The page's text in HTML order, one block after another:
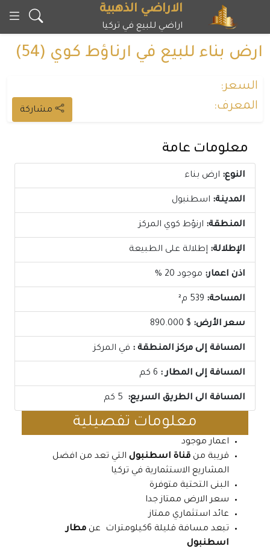
المحتوى
الاراضي الذهبية
اراضي للبيع في تركيا
ارض بناء للبيع في ارناؤط كوي (54)
السعر:
المعرف:
معلومات عامة
النوع: ارض بناء
المدينة: اسطنبول
المنطقة: ارنؤط كوي المركز
الإطلالة: إطلالة على الطبيعة
اذن اعمار: موجود 20 %
المساحة: 539 م²
سعر الأرض: $ 890.000
المسافة إلى مركز المنطقة : في المركز
المسافة إلى المطار : 6 كم
المسافة الى الطريق السريع: 5 كم
معلومات تفصيلية
اعمار موجود
قريبة من قناة اسطنبول التي تعد من افضل
المشاريع الاستثمارية في تركيا
البنى التحتية متوفرة
سعر الارض ممتاز جدا
عائد استثماري ممتاز
تبعد مسافة قليلة 6كيلومترات عن
مطار
اسطنبول